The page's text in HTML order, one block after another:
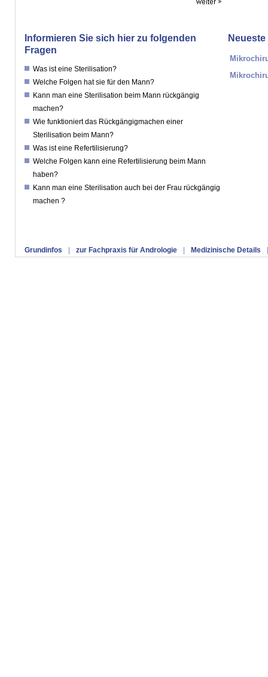
Informieren Sie sich hier zu folgenden
Fragen
Was ist eine Sterilisation?
Welche Folgen hat sie für den Mann?
Kann man eine Sterilisation beim Mann rückgängig
machen?
Wie funktioniert das Rückgängigmachen einer
Sterilisation beim Mann?
Was ist eine Refertilisierung?
Welche Folgen kann eine Refertilisierung beim Mann
haben?
Kann man eine Sterilisation auch bei der Frau rückgängig
machen ?
Grundinfos zur Fachpraxis für Andrologie Medizinische Details